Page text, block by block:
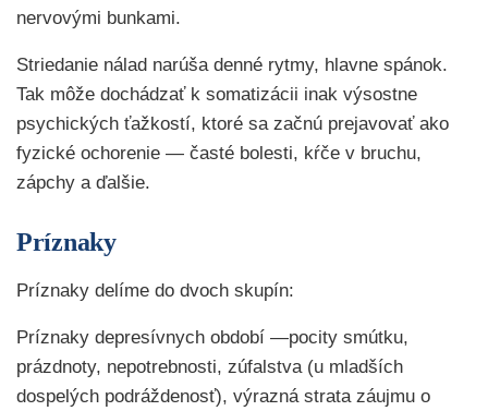
nervovými bunkami.
Striedanie nálad narúša denné rytmy, hlavne spánok.
Tak môže dochádzať k somatizácii inak výsostne
psychických ťažkostí, ktoré sa začnú prejavovať ako
fyzické ochorenie — časté bolesti, kŕče v bruchu,
zápchy a ďalšie.
Príznaky
Príznaky delíme do dvoch skupín:
Príznaky depresívnych období —pocity smútku,
prázdnoty, nepotrebnosti, zúfalstva (u mladších
dospelých podráždenosť), výrazná strata záujmu o